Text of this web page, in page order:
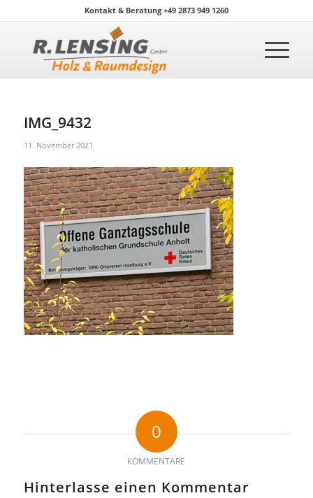
Kontakt & Beratung +49 2873 949 1260
IMG_9432
11. November 2021
0
KOMMENTARE
Hinterlasse einen Kommentar